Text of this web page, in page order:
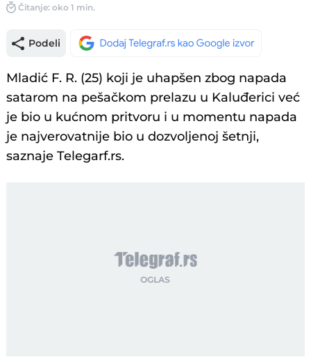
Čitanje: oko 1 min.
Podeli
Mladić F. R. (25) koji je uhapšen zbog napada
satarom na pešačkom prelazu u Kaluđerici već
je bio u kućnom pritvoru i u momentu napada
je najverovatnije bio u dozvoljenoj šetnji,
saznaje Telegarf.rs.